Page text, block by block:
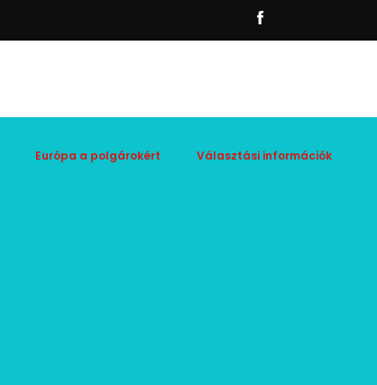
Európa a polgárokért Választási információk